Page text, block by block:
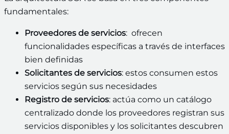
fundamentales:
Proveedores de servicios: ofrecen
funcionalidades específicas a través de interfaces
bien definidas
Solicitantes de servicios: estos consumen estos
servicios según sus necesidades
Registro de servicios: actúa como un catálogo
centralizado donde los proveedores registran sus
servicios disponibles y los solicitantes descubren